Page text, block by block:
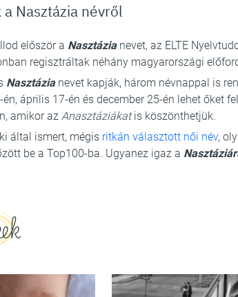
Nasztázia névről
először a Nasztázianevet, az ELTE
regisztráltak néhány magyarországi
Nasztázianevet kapják, három névnappal is
április 17-én és december 25-én lehet őket
amikor az Anasztáziákatis köszönthetjük.
által ismert, mégis ritkán választott női név,
be a Top100-ba. Ugyanez igaz a